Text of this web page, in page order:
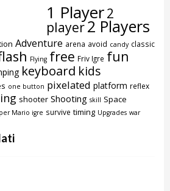
1 Player2
player2 Players
Adventure arena avoid candy classic
Flying free Friv Igre fun
keyboard kids
one button pixelated platform reflex
shooter Shooting skill Space
Mario igre survive timing Upgrades war